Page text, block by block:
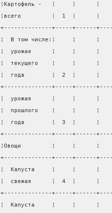
¦Картофель -   ¦     ¦
¦всего         ¦  1  ¦
+--------------+-----+------
¦  В том числе:¦     ¦
¦  урожая      ¦     ¦
¦  текущего    ¦     ¦
¦  года        ¦  2  ¦
+--------------+-----+------
¦  урожая      ¦     ¦
¦  прошлого    ¦     ¦
¦  года        ¦  3  ¦
+--------------+-----+------
¦Овощи         ¦     ¦
+--------------+-----+------
¦  Капуста     ¦     ¦
¦  свежая      ¦  4  ¦
+--------------+-----+------
¦  Капуста     ¦     ¦